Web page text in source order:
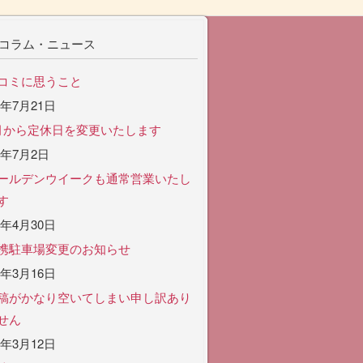
ラム・ニュース
ミに思うこと
7月21日
から定休日を変更いたします
7月2日
ルデンウイークも通常営業いたし
4月30日
駐車場変更のお知らせ
3月16日
がかなり空いてしまい申し訳あり
ん
3月12日